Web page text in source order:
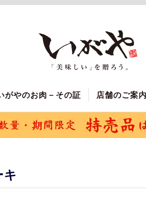
がやのお肉－その証 店舗のご案内
キ